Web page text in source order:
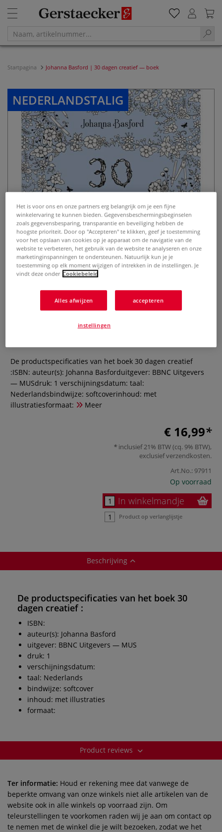
Startpagina Johanna Basford | 30 dagen creatief — boek
NEDERLANDSTALIG
Johanna Basford | 30 dagen
creatief — boek
De productspecificaties van het boek 30 dagen creatief
:ISBN: auteur(s): Johanna Basforduitgever: BBNC Uitgevers
— MUSdruk: 1 verschijningsdatum: taal:
Nederlandsbindwijze: softcoverinhoud: met
illustratiesformaat:
Meer
€ 16,99
inclusief 21% BTW (cq. 9% BTW),
exclusiefverzendkosten.
Art.No.: 97911
Op voorraad
In winkelmandje
Product op verlanglijstje
Beschrijving
De productspecificaties van het boek 30
dagen creatief :
ISBN:
auteur(s): Johanna Basford
uitgever: BBNC Uitgevers — MUS
druk: 1
verschijningsdatum:
taal: Nederlands
bindwijze: softcover
inhoud: met illustraties
formaat:
Product reviews
Ter informatie: Houd er rekening mee dat vanwege de
beperkte omvang van onze winkels niet alle artikelen van de
website ook in alle winkels op voorraad zijn. Om
teleurstellingen te voorkomen raden wij je aan om contact op
te nemen met de winkel die je wilt bezoeken, zodat we het
Het is voor ons en onze partners erg belangrijk om je een fijne
winkelervaring te kunnen bieden. Gegevensbeschermingsbeginselen
zoals gegevensbesparing, transparantie en beveiliging hebben de
hoogste prioriteit. Door op "Accepteren" te klikken, geef je toestemming
voor het opslaan van cookies op je apparaat om de navigatie van de
website te verbeteren, het gebruik van de website te analyseren en onze
marketinginspanningen te ondersteunen. Natuurlijk kun je je
toestemming op elk moment wijzigen of intrekken in de instellingen. Je
vindt deze onder Cookiebeleid
Alles afwijzen accepteren
instellingen